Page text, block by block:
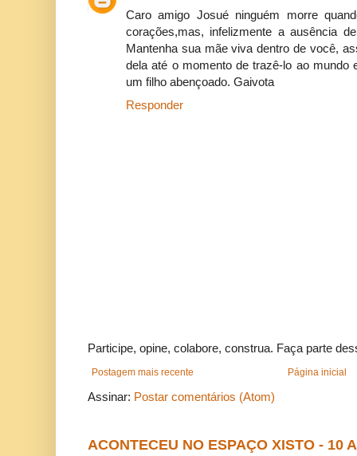
Caro amigo Josué ninguém morre
corações,mas, infelizmente a ausência
Mantenha sua mãe viva dentro de você,
dela até o momento de trazê-lo ao
um filho abençoado. Gaivota
Responder
Participe, opine, colabore, construa. Faça parte
Postagem mais recente Página inicial
Assinar: Postar comentários (Atom)
ACONTECEU NO ESPAÇO XISTO - 10